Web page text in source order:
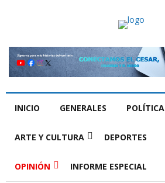
INICIO GENERALES POLÍTICA
ARTE Y CULTURA DEPORTES
OPINIÓN INFORME ESPECIAL